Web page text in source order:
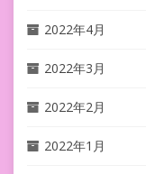
2022年4月
2022年3月
2022年2月
2022年1月